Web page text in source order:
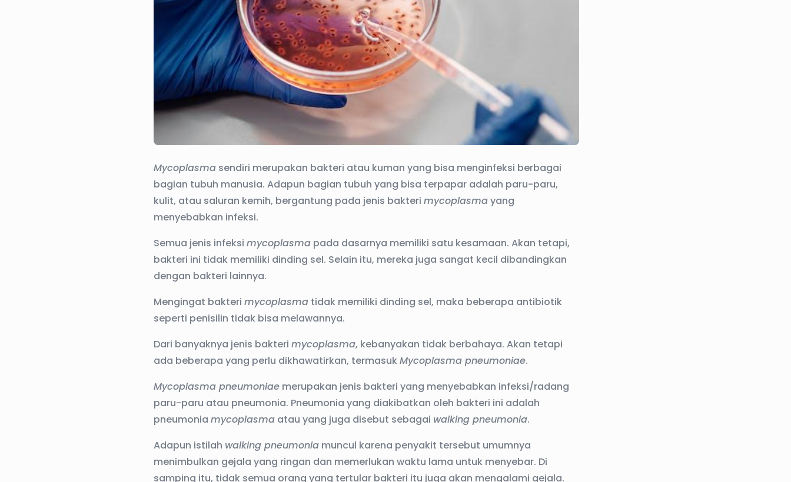
Mycoplasmasendiri merupakan bakteri atau kuman yang bisa menginfeksi berbagai
bagian tubuh manusia. Adapun bagian tubuh yang bisa terpapar adalah paru-paru,
kulit, atau saluran kemih, bergantung pada jenis bakteri mycoplasmayang
menyebabkan infeksi.
Semua jenis infeksi mycoplasmapada dasarnya memiliki satu kesamaan. Akan tetapi,
bakteri ini tidak memiliki dinding sel. Selain itu, mereka juga sangat kecil dibandingkan
dengan bakteri lainnya.
Mengingat bakteri mycoplasmatidak memiliki dinding sel, maka beberapa antibiotik
seperti penisilin tidak bisa melawannya.
Dari banyaknya jenis bakteri mycoplasma, kebanyakan tidak berbahaya. Akan tetapi
ada beberapa yang perlu dikhawatirkan, termasukMycoplasma pneumoniae.
Mycoplasma pneumoniaemerupakan jenis bakteri yang menyebabkan infeksi/radang
paru-paru atau pneumonia. Pneumonia yang diakibatkan oleh bakteri ini adalah
pneumonia mycoplasmaatau yang juga disebut sebagai walking pneumonia.
Adapun istilah walking pneumoniamuncul karena penyakit tersebut umumnya
menimbulkan gejala yang ringan dan memerlukan waktu lama untuk menyebar. Di
samping itu, tidak semua orang yang tertular bakteri itu juga akan mengalami gejala.